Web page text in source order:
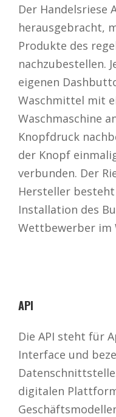
Der Handelsriese
herausgebracht,
Produkte des
nachzubestellen.
eigenen
Waschmittel mit
Waschmaschine
Knopfdruck
der Knopf
verbunden. Der
Hersteller
Installation des
Wettbewerber im
API
Die API steht für
Interface und
digitalen